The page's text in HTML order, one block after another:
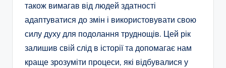
також вимагав від людей здатності
адаптуватися до змін і використовувати свою
силу духу для подолання труднощів. Цей рік
залишив свій слід в історії та допомагає нам
краще зрозуміти процеси, які відбувалися у